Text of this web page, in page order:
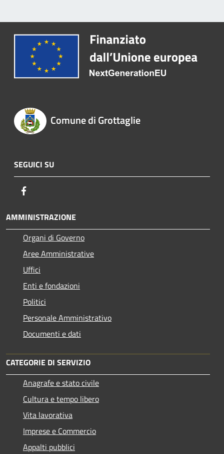
Comune di Grottaglie
SEGUICI SU
AMMINISTRAZIONE
Organi di Governo
Aree Amministrative
Uffici
Enti e fondazioni
Politici
Personale Amministrativo
Documenti e dati
CATEGORIE DI SERVIZIO
Anagrafe e stato civile
Cultura e tempo libero
Vita lavorativa
Imprese e Commercio
Appalti pubblici